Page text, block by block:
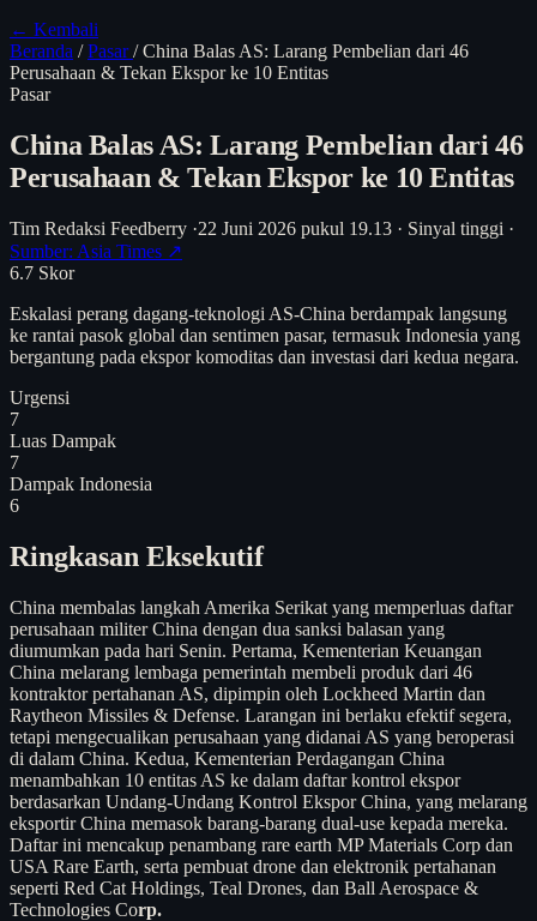
← Kembali
Beranda / Pasar/ China Balas AS: Larang Pembelian dari 46
Perusahaan & Tekan Ekspor ke 10 Entitas
Pasar
China Balas AS: Larang Pembelian dari 46
Perusahaan & Tekan Ekspor ke 10 Entitas
Tim Redaksi Feedberry ·22 Juni 2026 pukul 19.13 · Sinyal tinggi ·
Sumber: Asia Times ↗
6.7 Skor
Eskalasi perang dagang-teknologi AS-China berdampak langsung
ke rantai pasok global dan sentimen pasar, termasuk Indonesia yang
bergantung pada ekspor komoditas dan investasi dari kedua negara.
Urgensi
7
Luas Dampak
7
Dampak Indonesia
6
Ringkasan Eksekutif
China membalas langkah Amerika Serikat yang memperluas daftar
perusahaan militer China dengan dua sanksi balasan yang
diumumkan pada hari Senin. Pertama, Kementerian Keuangan
China melarang lembaga pemerintah membeli produk dari 46
kontraktor pertahanan AS, dipimpin oleh Lockheed Martin dan
Raytheon Missiles & Defense. Larangan ini berlaku efektif segera,
tetapi mengecualikan perusahaan yang didanai AS yang beroperasi
di dalam China. Kedua, Kementerian Perdagangan China
menambahkan 10 entitas AS ke dalam daftar kontrol ekspor
berdasarkan Undang-Undang Kontrol Ekspor China, yang melarang
eksportir China memasok barang-barang dual-use kepada mereka.
Daftar ini mencakup penambang rare earth MP Materials Corp dan
USA Rare Earth, serta pembuat drone dan elektronik pertahanan
seperti Red Cat Holdings, Teal Drones, dan Ball Aerospace &
Technologies Corp.